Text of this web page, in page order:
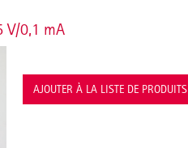
V/0,1 mA
AJOUTER À LA LISTE DE PRODUITS